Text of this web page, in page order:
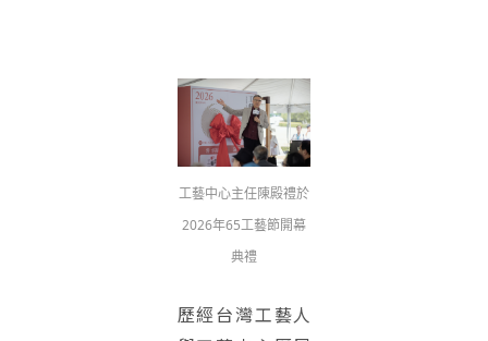
工藝中心主任陳殿禮於
2026年65工藝節開幕
典禮
歷經台灣工藝人